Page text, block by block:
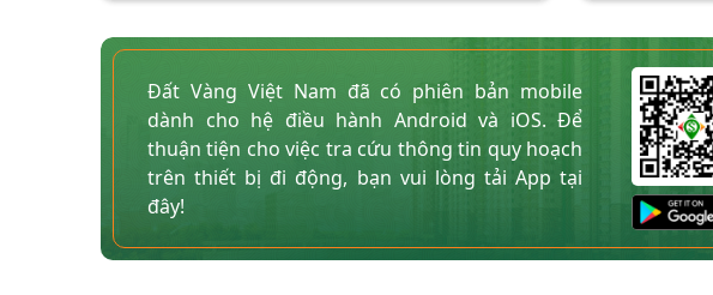
Đất Vàng Việt Nam đã có phiên bản mobile
dành cho hệ điều hành Android và iOS. Để
thuận tiện cho việc tra cứu thông tin quy hoạch
trên thiết bị đi động, bạn vui lòng tải App tại
đây!